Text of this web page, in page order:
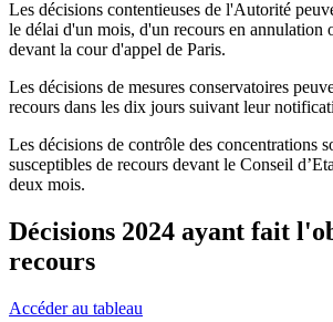
Les décisions contentieuses de l'Autorité
le délai d'un mois, d'un recours en annulation
devant la cour d'appel de Paris.
Les décisions de mesures conservatoires
recours dans les dix jours suivant leur
Les décisions de contrôle des concentrations
susceptibles de recours devant le Conseil
deux mois.
Décisions 2024 ayant fait
recours
Accéder au tableau